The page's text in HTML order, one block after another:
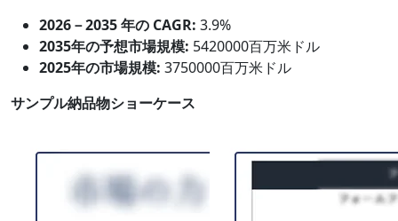
2026－2035 年の CAGR: 3.9%
2035年の予想市場規模: 5420000百万米ドル
2025年の市場規模: 3750000百万米ドル
サンプル納品物ショーケース